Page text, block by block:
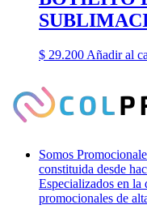
$ 29.200 Añadir al
Somos
constituida desde
Especializados en
promocionales de